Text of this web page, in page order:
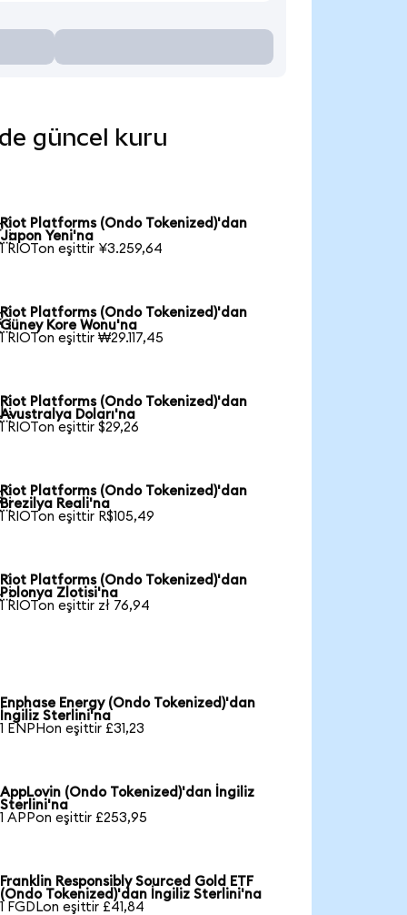
güncel kuru
Riot Platforms (Ondo Tokenized)'dan
Japon Yeni'na
1 RIOTon eşittir ¥3.259,64
Riot Platforms (Ondo Tokenized)'dan
Güney Kore Wonu'na
1 RIOTon eşittir ₩29.117,45
Riot Platforms (Ondo Tokenized)'dan
Avustralya Doları'na
1 RIOTon eşittir $29,26
Riot Platforms (Ondo Tokenized)'dan
Brezilya Reali'na
1 RIOTon eşittir R$105,49
Riot Platforms (Ondo Tokenized)'dan
Polonya Zlotisi'na
1 RIOTon eşittir zł 76,94
Enphase Energy (Ondo Tokenized)'dan
İngiliz Sterlini'na
1 ENPHon eşittir £31,23
AppLovin (Ondo Tokenized)'dan İngiliz
Sterlini'na
1 APPon eşittir £253,95
Franklin Responsibly Sourced Gold ETF
(Ondo Tokenized)'dan İngiliz Sterlini'na
1 FGDLon eşittir £41,84